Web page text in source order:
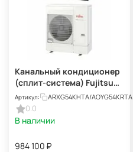
Канальный кондиционер
(сплит-система) Fujitsu
ARXG54KHTA /
AOYG54KRTA
Артикул: ARXG54KHTA/AOYG54KRTA
0.0
В наличии
984 100 ₽